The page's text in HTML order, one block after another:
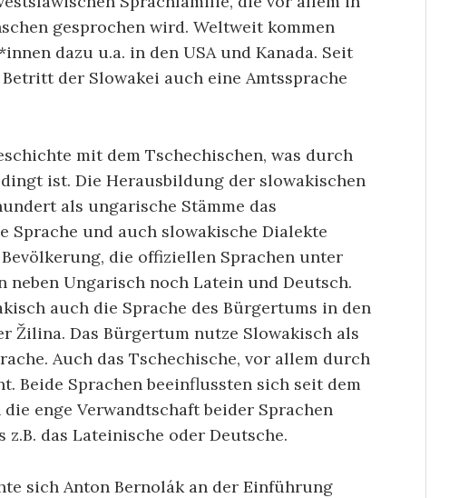
gesprochen wird. Weltweit kommen
dazu u.a. in den USA und Kanada. Seit
der Slowakei auch eine Amtssprache
mit dem Tschechischen, was durch
ist. Die Herausbildung der slowakischen
als ungarische Stämme das
Sprache und auch slowakische Dialekte
die offiziellen Sprachen unter
Ungarisch noch Latein und Deutsch.
auch die Sprache des Bürgertums in den
Žilina. Das Bürgertum nutze Slowakisch als
Auch das Tschechische, vor allem durch
Beide Sprachen beeinflussten sich seit dem
enge Verwandtschaft beider Sprachen
das Lateinische oder Deutsche.
sich Anton Bernolák an der Einführung